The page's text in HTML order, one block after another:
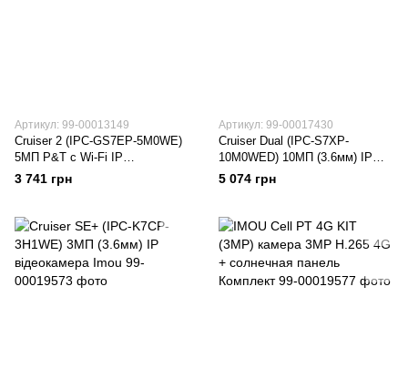
Артикул: 99-00013149
Cruiser 2 (IPC-GS7EP-5M0WE)
5МП P&T с Wi-Fi IP
відеокамера Imou
3 741 грн
Артикул: 99-00017430
Cruiser Dual (IPC-S7XP-
10M0WED) 10МП (3.6мм) IP
відеокамера Imou
5 074 грн